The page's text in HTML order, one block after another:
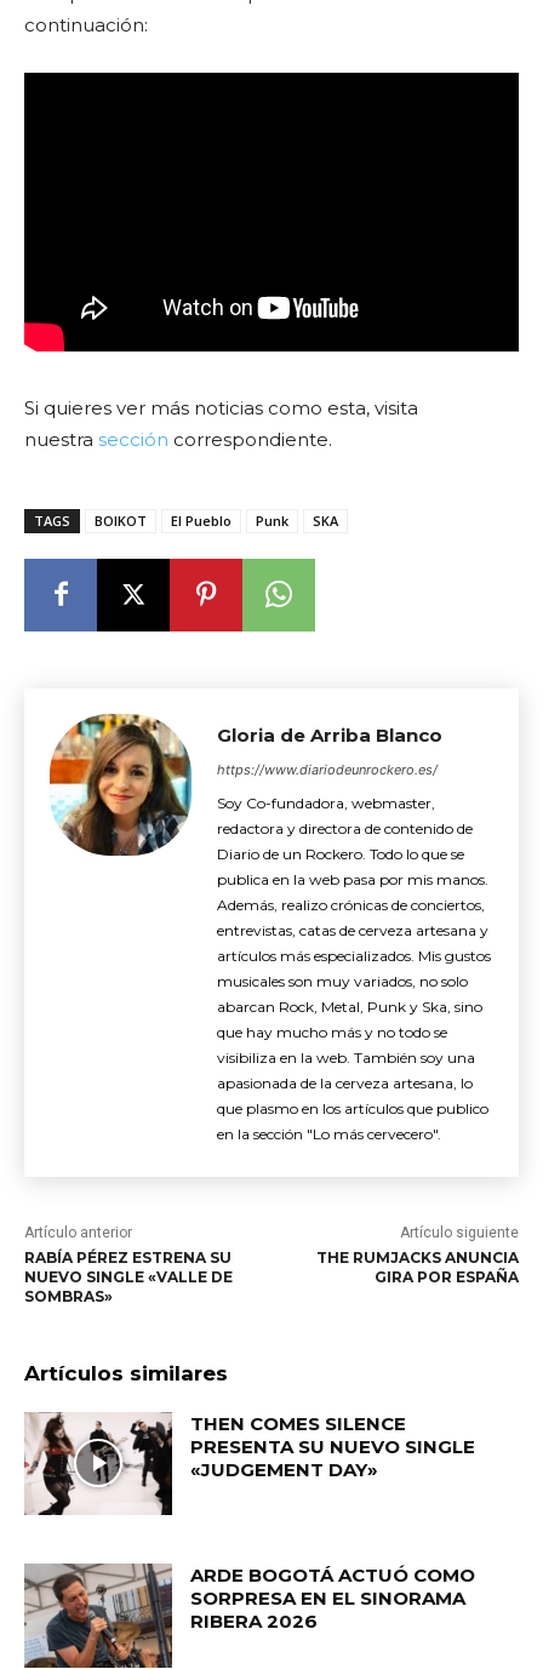
continuación:
Si quieres ver más noticias como esta, visita
nuestra sección correspondiente.
TAGS BOIKOT El Pueblo Punk SKA
Gloria de Arriba Blanco
https://www.diariodeunrockero.es/
Soy Co-fundadora, webmaster,
redactora y directora de contenido de
Diario de un Rockero. Todo lo que se
publica en la web pasa por mis manos.
Además, realizo crónicas de conciertos,
entrevistas, catas de cerveza artesana y
artículos más especializados. Mis gustos
musicales son muy variados, no solo
abarcan Rock, Metal, Punk y Ska, sino
que hay mucho más y no todo se
visibiliza en la web. También soy una
apasionada de la cerveza artesana, lo
que plasmo en los artículos que publico
en la sección "Lo más cervecero".
Artículo anterior
RABÍA PÉREZ ESTRENA SU
NUEVO SINGLE «VALLE DE
SOMBRAS»
Artículo siguiente
THE RUMJACKS ANUNCIA
GIRA POR ESPAÑA
Artículos similares
THEN COMES SILENCE
PRESENTA SU NUEVO SINGLE
«JUDGEMENT DAY»
ARDE BOGOTÁ ACTUÓ COMO
SORPRESA EN EL SINORAMA
RIBERA 2026